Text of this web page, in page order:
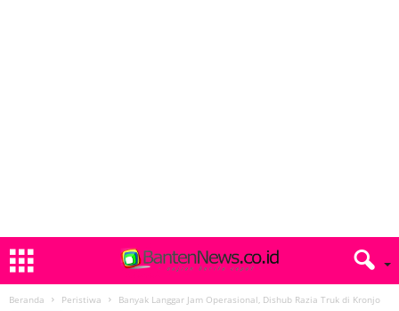
Beranda Peristiwa Banyak Langgar Jam Operasional, Dishub Razia Truk di Kronjo